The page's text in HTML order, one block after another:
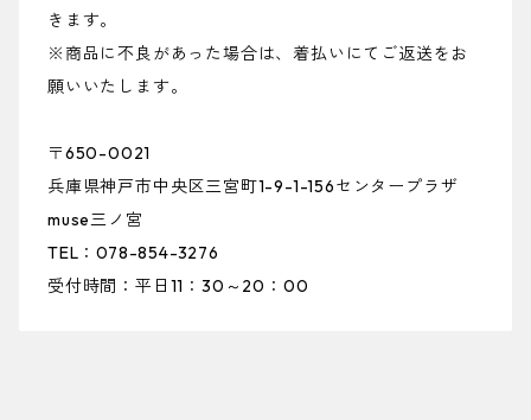
きます。
※商品に不良があった場合は、着払いにてご返送をお
願いいたします。
〒650-0021
兵庫県神戸市中央区三宮町1-9-1-156センタープラザ
muse三ノ宮
TEL：078-854-3276
受付時間：平日11：30～20：00